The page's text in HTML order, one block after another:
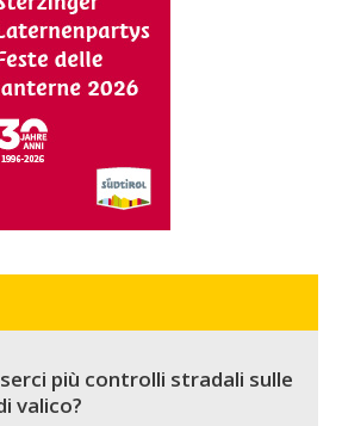
più controlli stradali sulle
valico?